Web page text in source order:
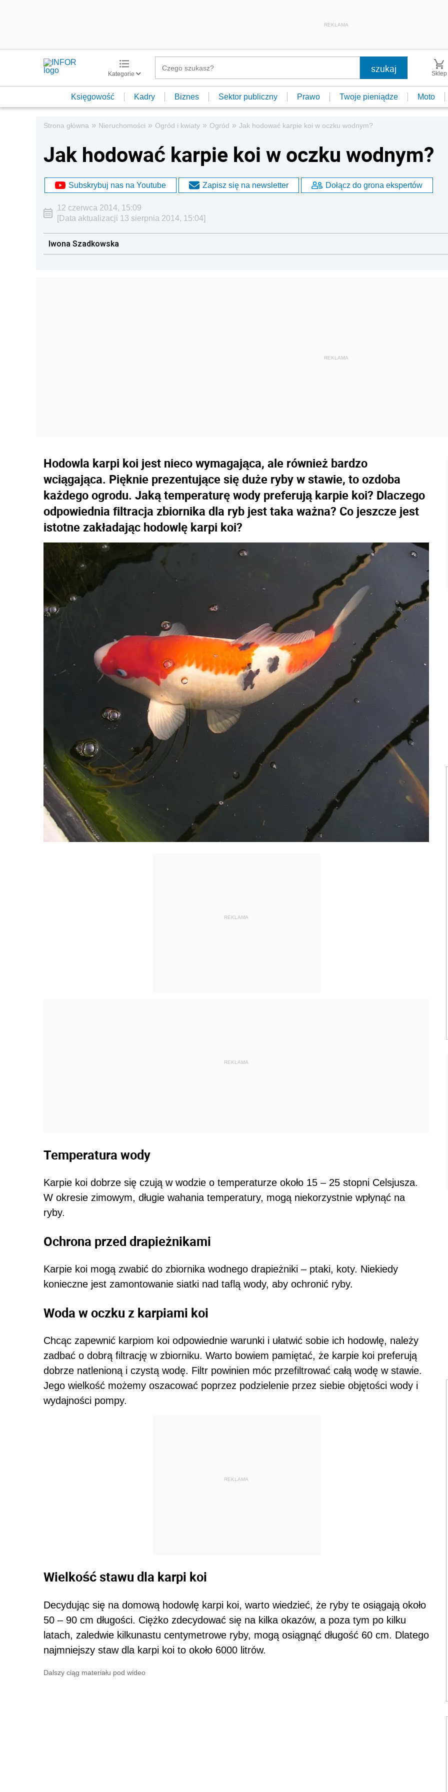
REKLAMA
Kategorie Sklep
Księgowość Kadry Biznes Sektor publiczny Prawo Twoje pieniądze Moto
Strona główna » Nieruchomości » Ogród i kwiaty » Ogród » Jak hodować karpie koi w oczku wodnym?
Jak hodować karpie koi w oczku wodnym?
Subskrybuj nas na Youtube Zapisz się na newsletter Dołącz do grona ekspertów
12 czerwca 2014, 15:09
[Data aktualizacji 13 sierpnia 2014, 15:04]
Iwona Szadkowska
Hodowla karpi koi jest nieco wymagająca, ale również bardzo
wciągająca. Pięknie prezentujące się duże ryby w stawie, to ozdoba
każdego ogrodu. Jaką temperaturę wody preferują karpie koi? Dlaczego
odpowiednia filtracja zbiornika dla ryb jest taka ważna? Co jeszcze jest
istotne zakładając hodowlę karpi koi?
REKLAMA
REKLAMA
Temperatura wody
Karpie koi dobrze się czują w wodzie o temperaturze około 15 – 25 stopni Celsjusza.
W okresie zimowym, długie wahania temperatury, mogą niekorzystnie wpłynąć na
ryby.
Ochrona przed drapieżnikami
Karpie koi mogą zwabić do zbiornika wodnego drapieżniki – ptaki, koty. Niekiedy
konieczne jest zamontowanie siatki nad taflą wody, aby ochronić ryby.
Woda w oczku z karpiami koi
Chcąc zapewnić karpiom koi odpowiednie warunki i ułatwić sobie ich hodowlę, należy
zadbać o dobrą filtrację w zbiorniku. Warto bowiem pamiętać, że karpie koi preferują
dobrze natlenioną i czystą wodę. Filtr powinien móc przefiltrować całą wodę w stawie.
Jego wielkość możemy oszacować poprzez podzielenie przez siebie objętości wody i
wydajności pompy.
REKLAMA
Wielkość stawu dla karpi koi
Decydując się na domową hodowlę karpi koi, warto wiedzieć, że ryby te osiągają około
50 – 90 cm długości. Ciężko zdecydować się na kilka okazów, a poza tym po kilku
latach, zaledwie kilkunastu centymetrowe ryby, mogą osiągnąć długość 60 cm. Dlatego
najmniejszy staw dla karpi koi to około 6000 litrów.
Dalszy ciąg materiału pod wideo